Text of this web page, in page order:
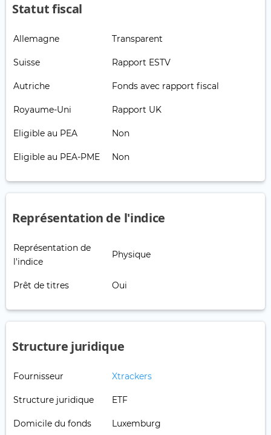
Statut fiscal
Allemagne Transparent
Suisse Rapport ESTV
Autriche Fonds avec rapport fiscal
Royaume-Uni Rapport UK
Eligible au PEA Non
Eligible au PEA-PME Non
Représentation de l'indice
Représentation de
l'indice
Physique
Prêt de titres Oui
Structure juridique
Fournisseur Xtrackers
Structure juridique ETF
Domicile du fonds Luxemburg